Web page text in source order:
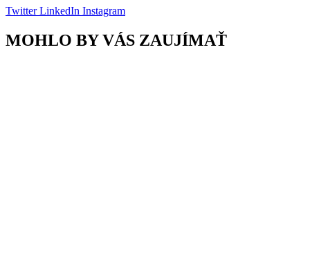
TwitterLinkedIn Instagram
MOHLO BY VÁS ZAUJÍMAŤ